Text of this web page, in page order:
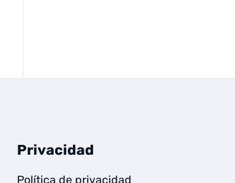
Privacidad
Política de privacidad